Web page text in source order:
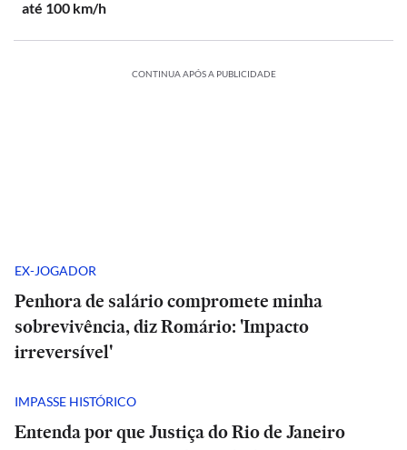
até 100 km/h
CONTINUA APÓS A PUBLICIDADE
EX-JOGADOR
Penhora de salário compromete minha
sobrevivência, diz Romário: 'Impacto
irreversível'
IMPASSE HISTÓRICO
Entenda por que Justiça do Rio de Janeiro